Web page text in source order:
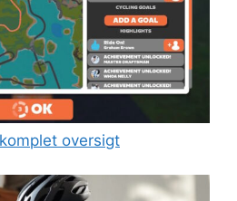
oversigt